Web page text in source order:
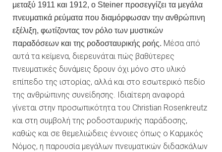
μεταξύ 1911 και 1912, ο Steiner προσεγγίζει τα μεγάλα
πνευματικά ρεύματα που διαμόρφωσαν την ανθρώπινη
εξέλιξη, φωτίζοντας τον ρόλο των μυστικών
παραδόσεων και της ροδοσταυρικής ροής. Μέσα από
αυτά τα κείμενα, διερευνάται πώς βαθύτερες
πνευματικές δυνάμεις δρουν όχι μόνο στο υλικό
επίπεδο της ιστορίας, αλλά και στο εσωτερικό πεδίο
της ανθρώπινης συνείδησης. Ιδιαίτερη αναφορά
γίνεται στην προσωπικότητα του Christian Rosenkreutz
και στη συμβολή της ροδοσταυρικής παράδοσης,
καθώς και σε θεμελιώδεις έννοιες όπως ο Καρμικός
Νόμος, η παρουσία μεγάλων πνευματικών διδασκάλων